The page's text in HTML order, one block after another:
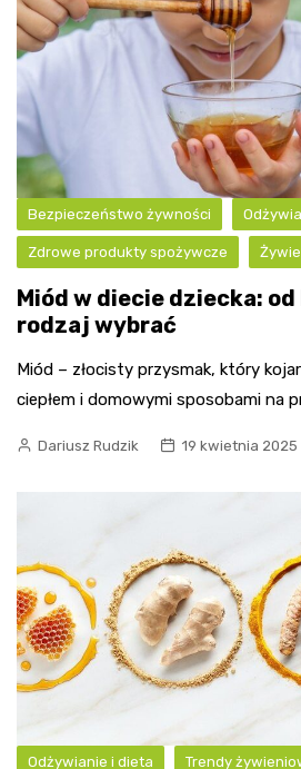
Bezpieczeństwo żywności
Zdrowe produkty spożywcze
Miód w diecie dziecka:
rodzaj wybrać
Miód – złocisty przysmak, który
ciepłem i domowymi sposobami na
Dariusz Rudzik 19 kwietnia 2025
Odżywianie i dieta Trendy